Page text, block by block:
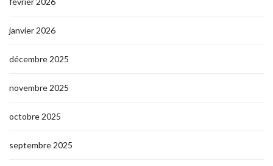
janvier 2026
décembre 2025
novembre 2025
octobre 2025
septembre 2025